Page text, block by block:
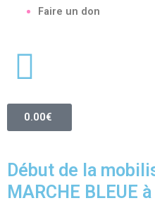
Faire un don
0.00€
Début de la
MARCHE BLEUE